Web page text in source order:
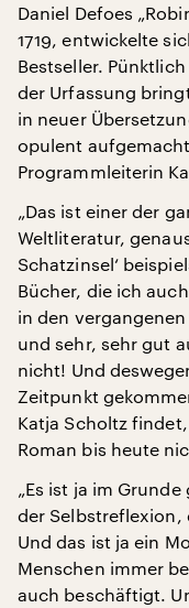
Daniel Defoes
1719, entwickelte
Bestseller.
der Urfassung
in neuer
opulent
Programmleiterin
„Das ist einer der
Weltliteratur,
Schatzinsel‘
Bücher, die ich
in den
und sehr, sehr gut
nicht! Und
Zeitpunkt
Katja Scholtz
Roman bis heute
„Es ist ja im
der Selbstreflexion,
Und das ist ja ein
Menschen immer
auch beschäftigt.